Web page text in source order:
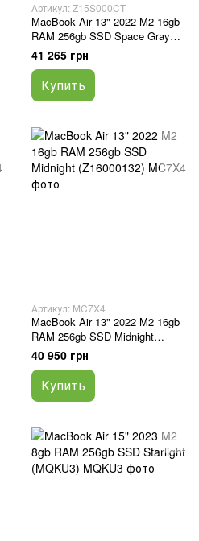
Артикул: Z15S000CT
MacBook Air 13" 2022 M2 16gb
RAM 256gb SSD Space Gray
(Z15S000CT)
41 265 грн
Купить
Артикул: MC7X4
MacBook Air 13" 2022 M2 16gb
RAM 256gb SSD Midnight
(Z16000132)
40 950 грн
Купить